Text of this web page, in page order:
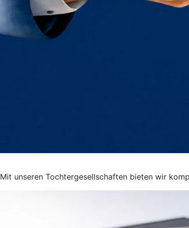
Mit unseren Tochtergesellschaften bieten wir